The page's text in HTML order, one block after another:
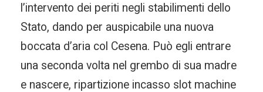
l’intervento dei periti negli stabilimenti dello
Stato, dando per auspicabile una nuova
boccata d’aria col Cesena. Può egli entrare
una seconda volta nel grembo di sua madre
e nascere, ripartizione incasso slot machine